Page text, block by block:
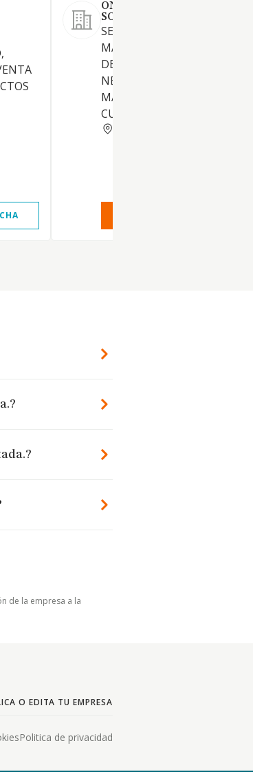
ONE DREAM TEAM
SOCIEDAD LIMITADA.
SERVICIOS DE PUBLICIDAD Y
MARKETING DIRECTO.
DESARROLLO DE EMPRESAS
NETWORK MARKETING.
MARKETING ONLINE Y
CURSOS ONLINE
de la empresa a la
O EDITA TU EMPRESA
Politica de privacidad